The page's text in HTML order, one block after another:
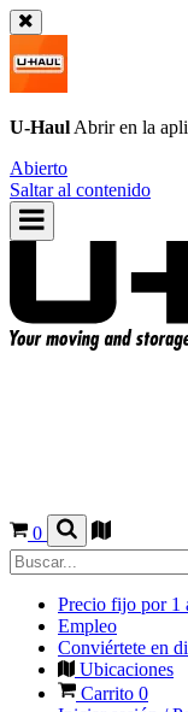
U-Haul Abrir en la
Abierto
Saltar al contenido
0
Precio fijo por 1
Empleo
Conviértete en
Ubicaciones
Carrito 0